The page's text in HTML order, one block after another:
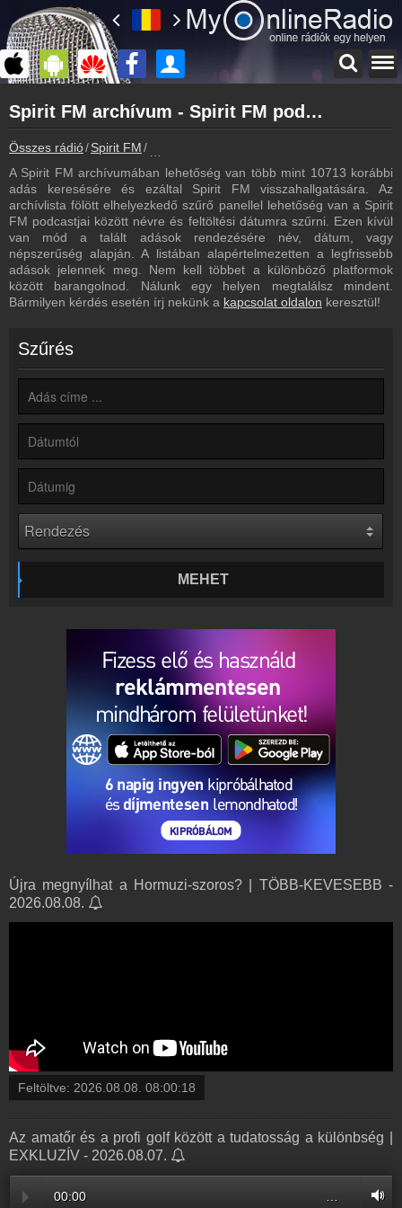
myonlineradio.hu
Spirit FM
Vissza a Spirit FM oldalára
Bejelentkezés
Hozz létre saját fiókot!
Műsorújság
Spirit FM műsorai
Hírek
Spirit FM kapcsolatos hírek
Írj nekünk!
Partnerek
Rádiós partnerek
Rádió beágyazás
Ágyazd be weboldaladba
Online rádió készítés
Készítés lépésről lépésre
Spirit FM archívum - Spirit FM podcasts - Spirit FM visszahallgatás
Összes rádió Spirit FM
A Spirit FM archívumában lehetőség van több mint 10713 korábbi
adás keresésére és ezáltal Spirit FM visszahallgatására. Az
archívlista fölött elhelyezkedő szűrő panellel lehetőség van a Spirit
FM podcastjai között névre és feltöltési dátumra szűrni. Ezen kívül
van mód a talált adások rendezésére név, dátum, vagy
népszerűség alapján. A listában alapértelmezetten a legfrissebb
adások jelennek meg. Nem kell többet a különböző platformok
között barangolnod. Nálunk egy helyen megtalálsz mindent.
Bármilyen kérdés esetén írj nekünk a kapcsolat oldalon keresztül!
Szűrés
MEHET
Újra megnyílhat a Hormuzi-szoros? | TÖBB-KEVESEBB -
2026.08.08.
Feltöltve: 2026.08.08. 08:00:18
Az amatőr és a profi golf között a tudatosság a különbség |
EXKLUZÍV - 2026.08.07.
00:00